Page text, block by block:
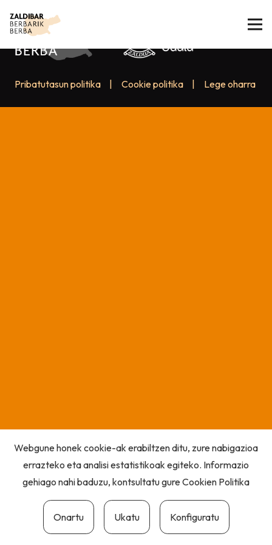
Pribatutasun politika Cookie politika Lege oharra
Webgune honek cookie-ak erabiltzen ditu, zure nabigazioa
errazteko eta analisi estatistikoak egiteko. Informazio
gehiago nahi baduzu, kontsultatu gureCookien Politika
Onartu Ukatu Konfiguratu